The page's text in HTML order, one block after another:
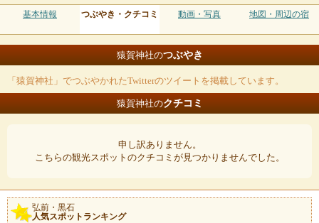
基本情報 つぶやき・クチコミ 動画・写真 地図・周辺の宿
猿賀神社のつぶやき
「猿賀神社」でつぶやかれたTwitterのツイートを掲載しています。
猿賀神社のクチコミ
申し訳ありません。
こちらの観光スポットのクチコミが見つかりませんでした。
弘前・黒石
人気スポットランキング